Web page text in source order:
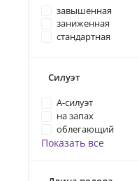
завышенная
заниженная
стандартная
Силуэт
А-силуэт
на запах
облегающий
Показать все